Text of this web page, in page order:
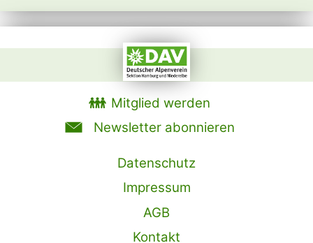
Mitglied werden
Newsletter abonnieren
Datenschutz
Impressum
AGB
Kontakt